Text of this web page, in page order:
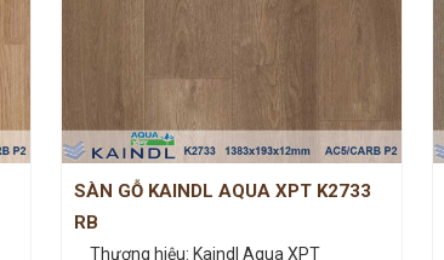
SÀN GỖ KAINDL AQUA XPT K2733
RB
Thương hiệu: Kaindl Aqua XPT